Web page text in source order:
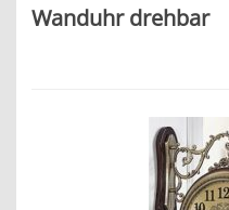
Wanduhr drehbar